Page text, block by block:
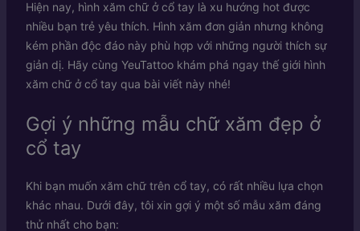
Hiện nay, hình xăm chữ ở cổ tay là xu hướng hot được
nhiều bạn trẻ yêu thích. Hình xăm đơn giản nhưng không
kém phần độc đáo này phù hợp với những người thích sự
giản dị. Hãy cùng YeuTattoo khám phá ngay thế giới hình
xăm chữ ở cổ tay qua bài viết này nhé!
Gợi ý những mẫu chữ xăm đẹp ở
cổ tay
Khi bạn muốn xăm chữ trên cổ tay, có rất nhiều lựa chọn
khác nhau. Dưới đây, tôi xin gợi ý một số mẫu xăm đáng
thử nhất cho bạn: